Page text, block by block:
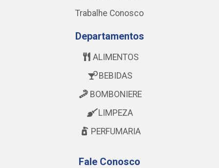
Trabalhe Conosco
Departamentos
ALIMENTOS
BEBIDAS
BOMBONIERE
LIMPEZA
PERFUMARIA
Fale Conosco